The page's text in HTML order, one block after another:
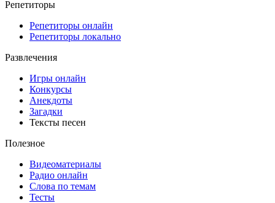
Репетиторы
Репетиторы онлайн
Репетиторы локально
Развлечения
Игры онлайн
Конкурсы
Анекдоты
Загадки
Тексты песен
Полезное
Видеоматериалы
Радио онлайн
Слова по темам
Тесты